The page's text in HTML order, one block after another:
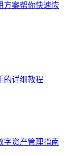
方案帮你快速恢
的详细教程
字资产管理指南